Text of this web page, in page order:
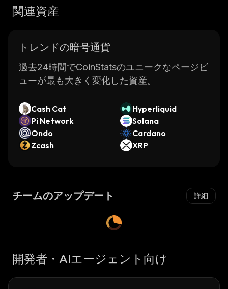
関連資産
トレンドの暗号通貨
過去24時間でCoinStatsのユニークなページビ
ューが最も大きく変化した資産。
Cash Cat
Hyperliquid
Pi Network
Solana
Ondo
Cardano
Zcash
XRP
チームのアップデート 詳細
開発者・AIエージェント向け